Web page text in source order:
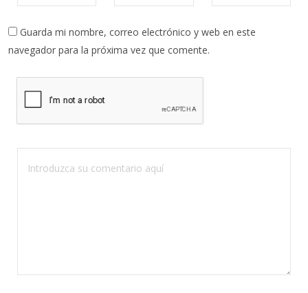
Guarda mi nombre, correo electrónico y web en este
navegador para la próxima vez que comente.